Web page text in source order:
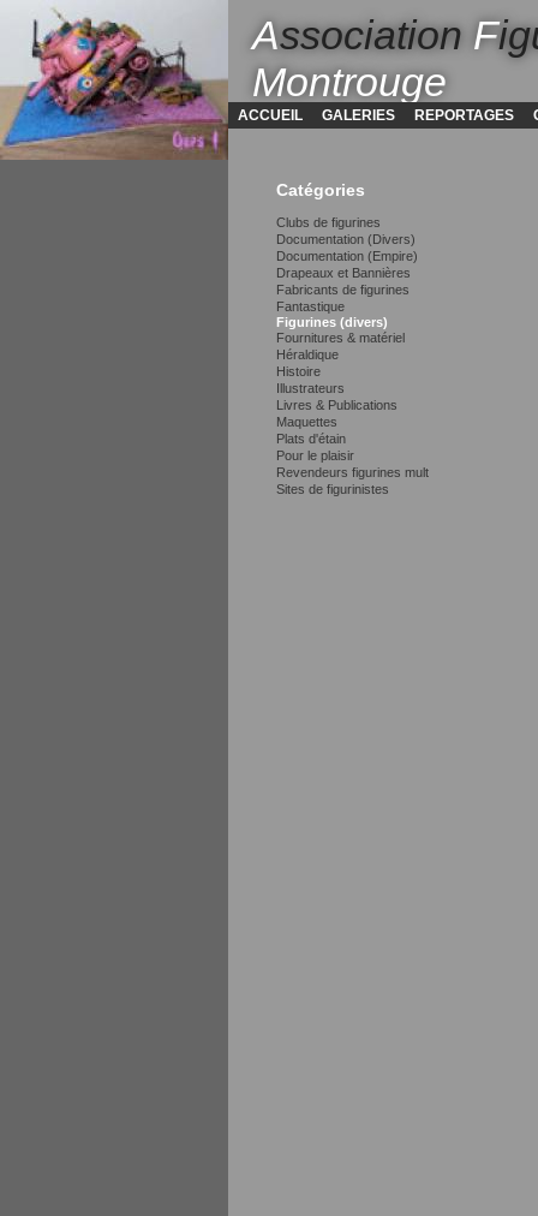
Association F
Montrouge
ACCUEIL GALERIES REPORTAGES
Catégories
Clubs de figurines
Documentation (Divers)
Documentation (Empire)
Drapeaux et Bannières
Fabricants de figurines
Fantastique
Figurines (divers)
Fournitures & matériel
Héraldique
Histoire
Illustrateurs
Livres & Publications
Maquettes
Plats d'étain
Pour le plaisir
Revendeurs figurines mult
Sites de figurinistes